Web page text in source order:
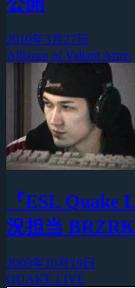
2010年3月27日
Alliance of Valiant Arms
『ESL Quake
況担当
2009年10月19日
QUAKE LIVE